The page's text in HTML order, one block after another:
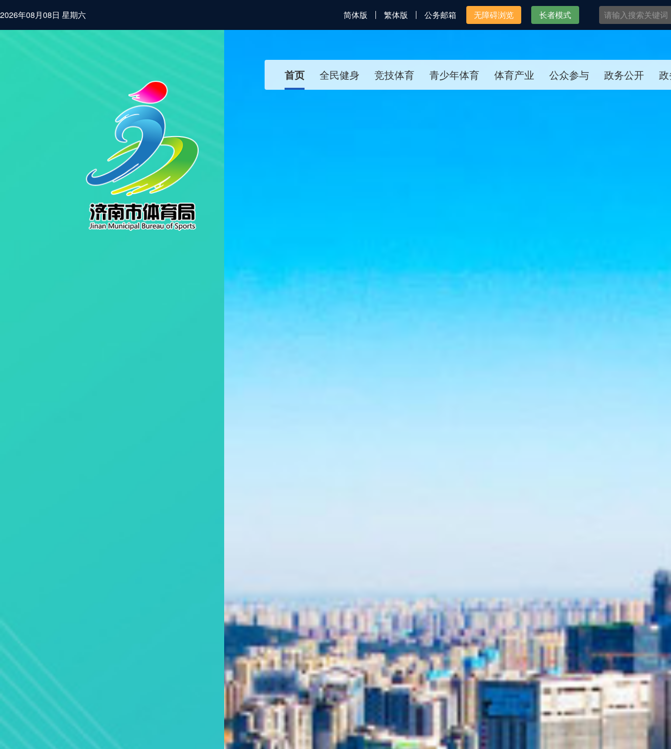
2026年08月08日 星期六 简体版 繁体版 公务邮箱 无障碍浏览 长者模式
首页 全民健身 竞技体育 青少年体育 体育产业 公众参与 政务公开